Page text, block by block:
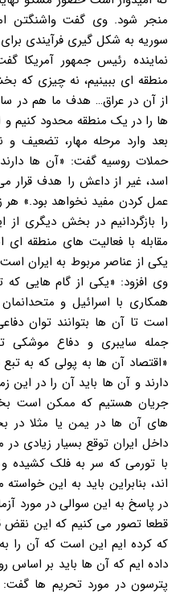
منجر شود. وی گفت واشنگتن
سوریه به شکل گیری فرآیندی
نماینده رئیس جمهور آمریکا
منطقه ای ببینیم، نه چیزی که
از آن در عراق… هدف ما هم در
ها را در یک منطقه محدود کنیم و
بعد وارد مرحله مهار، تضعیف و
حملات روسیه گفت: «آن ها
اسد، غیر از داعش را هدف قرار
عمل کردن مفید نخواهد بود.» هر
را بازگردانیم در بخش دیگری
مقابله با فعالیت های منطقه
یکی از عناصر مربوط به ایران
وی افزود: «یکی از گام هایی که
همکاری با اسرائیل و
است تا آن ها بتوانند توان
جمله سایبری و دفاع موشکی
«اقتصاد آن ها به پولی که به
دارند و آن ها باید آن را در این
جریان هستیم که ممکن است
های آن ها در یمن یا مثلا در
داخل ایران توقع بسیار زیادی
با تورمی که سر به فلک
اند، بنابراین باید به این
در پاسخ به این سوالی در مورد
قطعا تصور می کنیم که این
که کرده ایم این است که آن را
داده ایم که آن ها باید بر اساس
پترسون در مورد تحریم ها